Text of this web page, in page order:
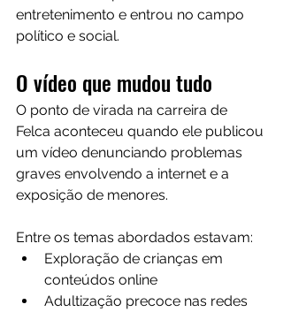
entretenimento e entrou no campo
político e social.
O vídeo que mudou tudo
O ponto de virada na carreira de
Felca aconteceu quando ele publicou
um vídeo denunciando problemas
graves envolvendo a internet e a
exposição de menores.
Entre os temas abordados estavam:
Exploração de crianças em
conteúdos online
Adultização precoce nas redes